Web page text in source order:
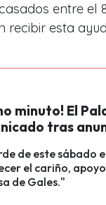
entre el
recibir esta
minuto! El
tras
de este sábado
el cariño,
de Gales."